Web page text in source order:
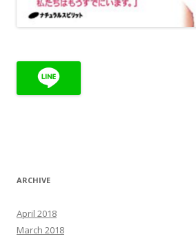
ARCHIVE
April 2018
March 2018